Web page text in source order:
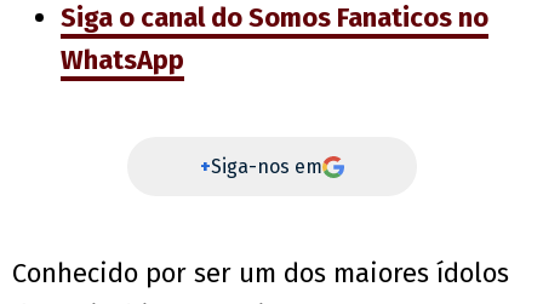
Siga o canal do Somos Fanaticos no
WhatsApp
+Siga-nos em
Conhecido por ser um dos maiores ídolos